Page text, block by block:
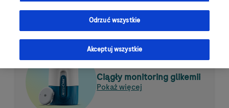
Ciągły monitoring glikemii
Pokaż więcej
Odrzuć wszystkie
Akceptuj wszystkie